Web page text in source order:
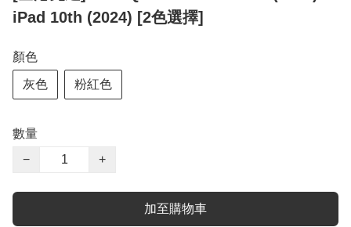
iPad 10th (2024) [2色選擇]
顏色
灰色 粉紅色
數量
−
+
加至購物車